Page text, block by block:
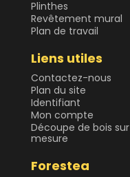
Plinthes
Revêtement mural
Plan de travail
Liens utiles
Contactez-nous
Plan du site
Identifiant
Mon compte
Découpe de bois sur
mesure
Forestea